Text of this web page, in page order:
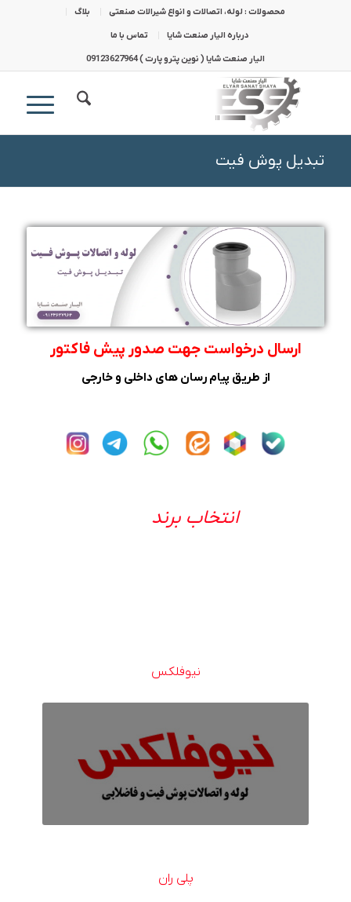
محصولات : لوله، اتصالات و انواع شیرالات صنعتی بلاگ
درباره الیار صنعت شایا تماس با ما
الیار صنعت شایا ( نوین پترو پارت ) 09123627964
تبدیل پوش فیت
ارسال درخواست جهت صدور پیش فاکتور
از طریق پیام رسان های داخلی و خارجی
انتخاب برند
نیوفلکس
پلی ران